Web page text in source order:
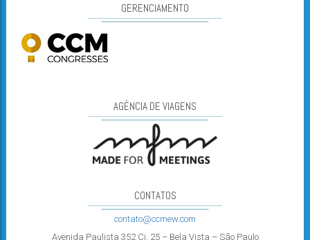
GERENCIAMENTO
AGÊNCIA DE VIAGENS
CONTATOS
contato@ccmew.com
Avenida Paulista 352 Cj. 25 – Bela Vista – São Paulo